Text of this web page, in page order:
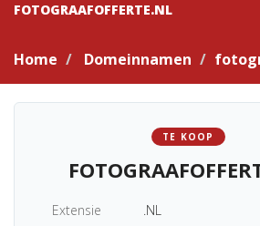
FOTOGRAAFOFFERTE.NL
Home Domeinnamen
TE KOOP
Extensie
.NL